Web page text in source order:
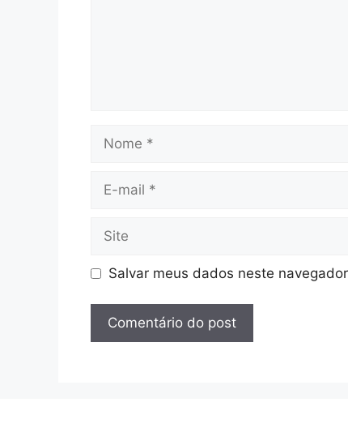
mail
Salvar meus dados neste